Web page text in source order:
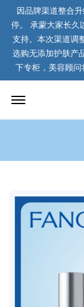
因品牌渠道整合
停。 承蒙大家长久
支持。本次渠道调
选购无添加护肤产
下专柜，美容顾